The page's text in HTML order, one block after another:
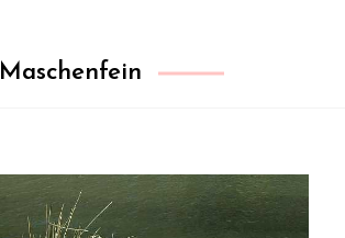
Maschenfein